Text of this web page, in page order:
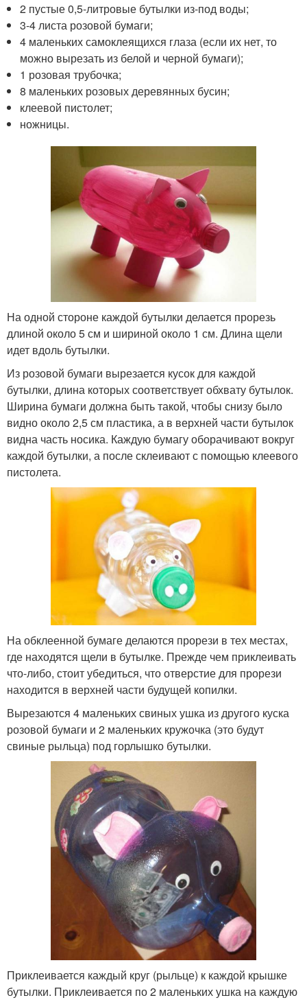
2 пустые 0,5-литровые бутылки из-под воды;
3-4 листа розовой бумаги;
4 маленьких самоклеящихся глаза (если их нет, то
можно вырезать из белой и черной бумаги);
1 розовая трубочка;
8 маленьких розовых деревянных бусин;
клеевой пистолет;
ножницы.
На одной стороне каждой бутылки делается прорезь
длиной около 5 см и шириной около 1 см. Длина щели
идет вдоль бутылки.
Из розовой бумаги вырезается кусок для каждой
бутылки, длина которых соответствует обхвату бутылок.
Ширина бумаги должна быть такой, чтобы снизу было
видно около 2,5 см пластика, а в верхней части бутылок
видна часть носика. Каждую бумагу оборачивают вокруг
каждой бутылки, а после склеивают с помощью клеевого
пистолета.
На обклеенной бумаге делаются прорези в тех местах,
где находятся щели в бутылке. Прежде чем приклеивать
что-либо, стоит убедиться, что отверстие для прорези
находится в верхней части будущей копилки.
Вырезаются 4 маленьких свиных ушка из другого куска
розовой бумаги и 2 маленьких кружочка (это будут
свиные рыльца) под горлышко бутылки.
Приклеивается каждый круг (рыльце) к каждой крышке
бутылки. Приклеивается по 2 маленьких ушка на каждую